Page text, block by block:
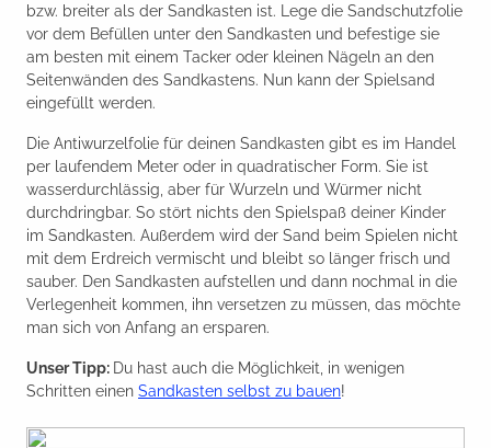
bzw. breiter als der Sandkasten ist. Lege die Sandschutzfolie
vor dem Befüllen unter den Sandkasten und befestige sie
am besten mit einem Tacker oder kleinen Nägeln an den
Seitenwänden des Sandkastens. Nun kann der Spielsand
eingefüllt werden.
Die Antiwurzelfolie für deinen Sandkasten gibt es im Handel
per laufendem Meter oder in quadratischer Form. Sie ist
wasserdurchlässig, aber für Wurzeln und Würmer nicht
durchdringbar. So stört nichts den Spielspaß deiner Kinder
im Sandkasten. Außerdem wird der Sand beim Spielen nicht
mit dem Erdreich vermischt und bleibt so länger frisch und
sauber. Den Sandkasten aufstellen und dann nochmal in die
Verlegenheit kommen, ihn versetzen zu müssen, das möchte
man sich von Anfang an ersparen.
Unser Tipp: Du hast auch die Möglichkeit, in wenigen
Schritten einen Sandkasten selbst zu bauen!